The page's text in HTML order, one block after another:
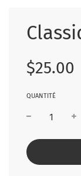
Prix
réduit
Prix
régulier
$25.00
QUANTITÉ